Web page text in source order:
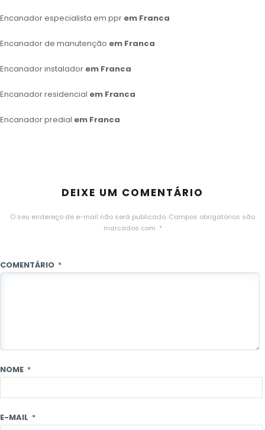
Encanador especialista em ppr em Franca
Encanador de manutenção em Franca
Encanador instalador em Franca
Encanador residencial em Franca
Encanador predial em Franca
DEIXE UM COMENTÁRIO
O seu endereço de e-mail não será publicado. Campos obrigatórios são
marcados com *
COMENTÁRIO *
NOME *
E-MAIL *